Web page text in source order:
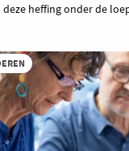
heffing onder de